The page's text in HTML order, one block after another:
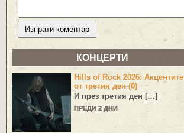
КОНЦЕРТИ
Hills of Rock 2026: Акцентите
от третия ден (0)
И през третия ден […]
ПРЕДИ 2 ДНИ